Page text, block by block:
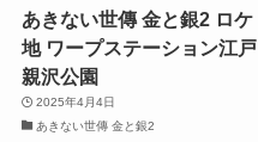
あきない世傳 金と銀2 ロケ
地 ワープステーション江戸
親沢公園
2025年4月4日
あきない世傳 金と銀2